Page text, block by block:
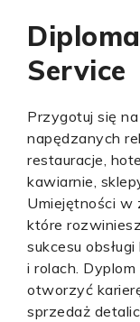
Service
Przygotuj się
napędzanych
restauracje,
kawiarnie,
Umiejętności w
które
sukcesu
i rolach.
otworzyć
sprzedaż